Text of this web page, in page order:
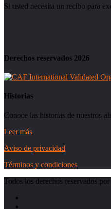
Si usted necesita un recibo para
Derechos reservados 2026
Historias
Conoce las historias de nuestros
Leer más
Aviso de privacidad
Términos y condiciones
Todos los derechos reservados